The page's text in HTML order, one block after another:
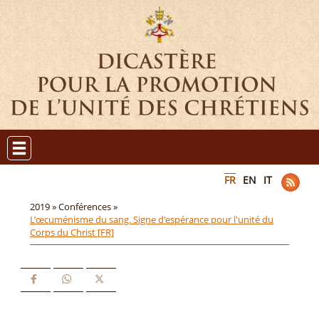
FR EN IT
2019 »Conférences »
L’œcuménisme du sang. Signe d'espérance pour l'unité du
Corps du Christ [FR]